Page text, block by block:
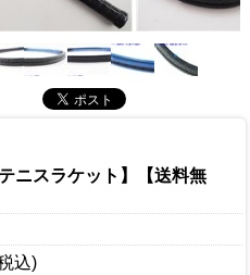
ニスラケット】【送料無
込)